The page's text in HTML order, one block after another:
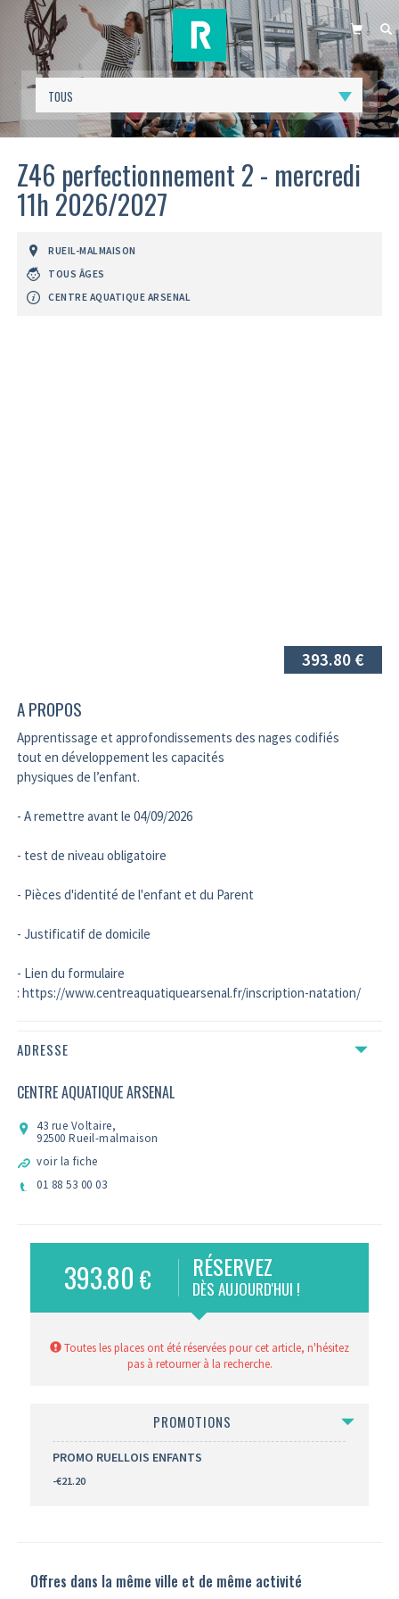
PANIER
Z46 perfectionnement 2 - mercredi
11h 2026/2027
RUEIL-MALMAISON
TOUS ÂGES
CENTRE AQUATIQUE ARSENAL
393.80 €
A PROPOS
Apprentissage et approfondissements des nages codifiés
tout en développement les capacités
physiques de l’enfant.
- A remettre avant le 04/09/2026
- test de niveau obligatoire
- Pièces d'identité de l'enfant et du Parent
- Justificatif de domicile
- Lien du formulaire
: https://www.centreaquatiquearsenal.fr/inscription-natation/
ADRESSE
CENTRE AQUATIQUE ARSENAL
43 rue Voltaire,
92500 Rueil-malmaison
voir la fiche
01 88 53 00 03
393.80 € RÉSERVEZ
DÈS AUJOURD'HUI !
Toutes les places ont été réservées pour cet article, n'hésitez
pas à retourner à la recherche.
PROMOTIONS
PROMO RUELLOIS ENFANTS
-€21.20
Offres dans la même ville et de même activité